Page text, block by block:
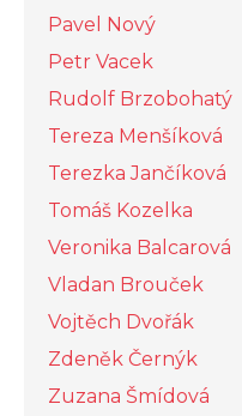
Pavel Nový
Petr Vacek
Rudolf Brzobohatý
Tereza Menšíková
Terezka Jančíková
Tomáš Kozelka
Veronika Balcarová
Vladan Brouček
Vojtěch Dvořák
Zdeněk Černýk
Zuzana Šmídová